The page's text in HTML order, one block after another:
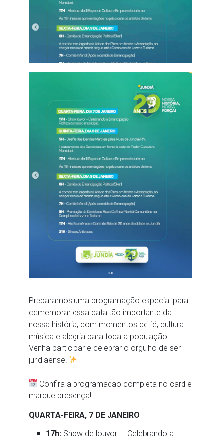
Preparamos uma programação especial para
comemorar essa data tão importante da
nossa história, com momentos de fé, cultura,
música e alegria para toda a população.
Venha participar e celebrar o orgulho de ser
jundiaense!
Confira a programação completa no card e
marque presença!
QUARTA-FEIRA, 7 DE JANEIRO
17h:Show de louvor — Celebrando a